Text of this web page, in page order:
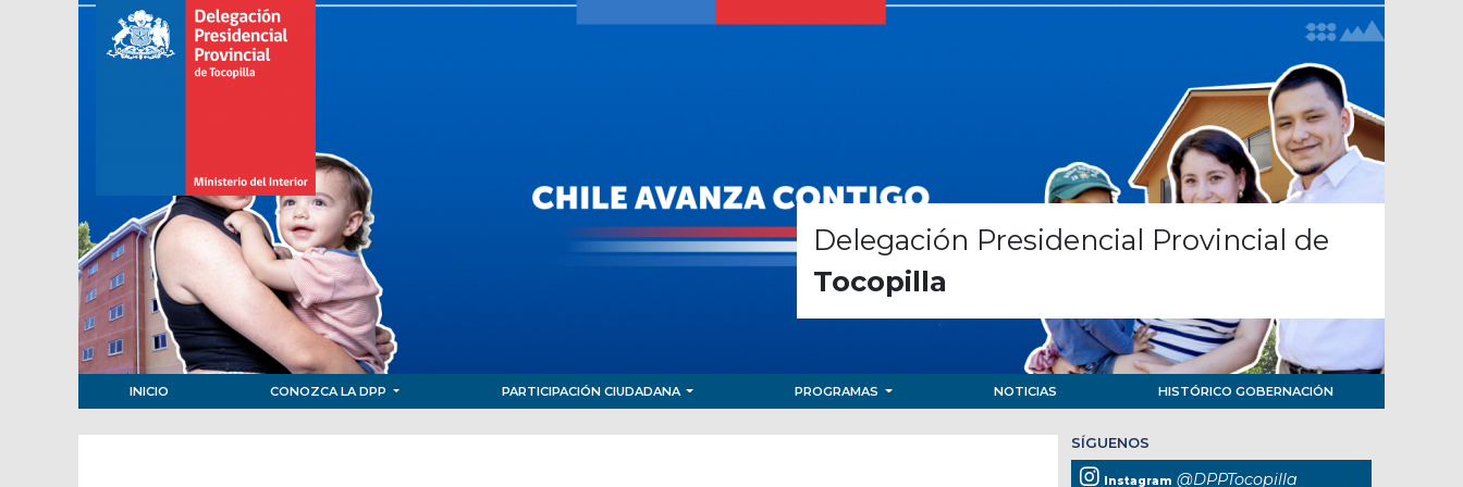
Delegación Presidencial Provincial de
Tocopilla
INICIO CONOZCA LA DPP PARTICIPACIÓN CIUDADANA PROGRAMAS NOTICIAS HISTÓRICO GOBERNACIÓN
SÍGUENOS
Instagram @DPPTocopilla